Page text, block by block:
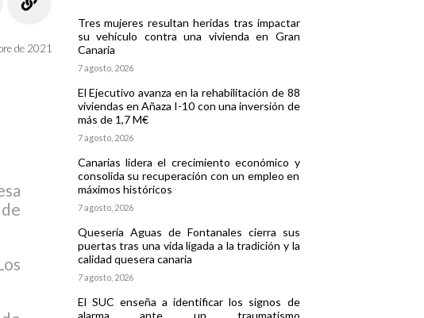
de 2021
Tres mujeres resultan heridas tras impactar
su vehículo contra una vivienda en Gran
Canaria
7 agosto, 2026
El Ejecutivo avanza en la rehabilitación de 88
viviendas en Añaza I-10 con una inversión de
más de 1,7 M€
7 agosto, 2026
Canarias lidera el crecimiento económico y
consolida su recuperación con un empleo en
máximos históricos
7 agosto, 2026
Quesería Aguas de Fontanales cierra sus
puertas tras una vida ligada a la tradición y la
calidad quesera canaria
7 agosto, 2026
El SUC enseña a identificar los signos de
alarma ante un traumatismo